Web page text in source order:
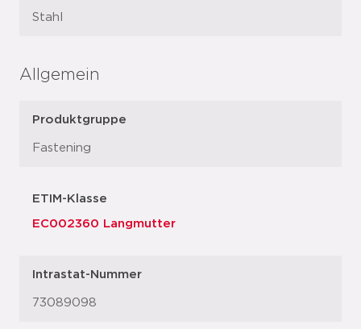
Stahl
Allgemein
Produktgruppe
Fastening
ETIM-Klasse
EC002360 Langmutter
Intrastat-Nummer
73089098